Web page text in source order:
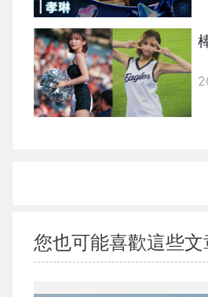
您也可能喜歡這些文